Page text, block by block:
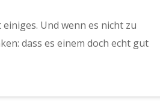
Und wenn es nicht zu
dass es einem doch echt gut